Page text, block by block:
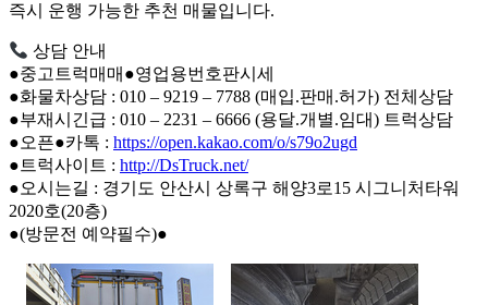
즉시 운행 가능한 추천 매물입니다.
상담 안내
●중고트럭매매●영업용번호판시세
●화물차상담 : 010 – 9219 – 7788 (매입.판매.허가) 전체상담
●부재시긴급 : 010 – 2231 – 6666 (용달.개별.임대) 트럭상담
●오픈●카톡 : https://open.kakao.com/o/s79o2ugd
●트럭사이트 : http://DsTruck.net/
●오시는길 : 경기도 안산시 상록구 해양3로15 시그니처타워
2020호(20층)
●(방문전 예약필수)●